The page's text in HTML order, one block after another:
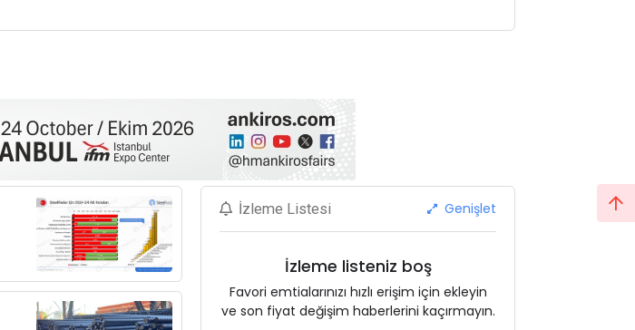
İzleme Listesi Genişlet
İzleme listeniz boş
Favori emtialarınızı hızlı erişim için ekleyin
ve son fiyat değişim haberlerini kaçırmayın.